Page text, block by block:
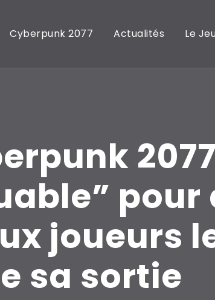
Cyberpunk 2077 Actualités Le
pour
joueurs
sa sortie